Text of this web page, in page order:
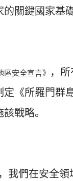
關鍵國家基
區安全宣言》
，
定《所羅門群
戰略。
我們在安全